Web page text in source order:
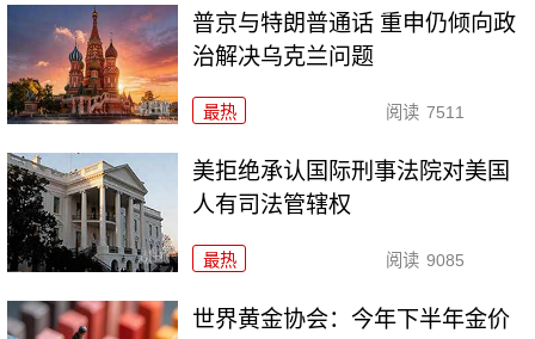
普京与特朗普通话 重申仍倾向政
治解决乌克兰问题
最热 阅读 7511
美拒绝承认国际刑事法院对美国
人有司法管辖权
最热 阅读 9085
世界黄金协会：今年下半年金价